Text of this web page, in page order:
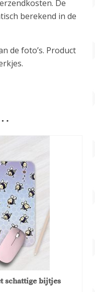
De
berekend in de
de foto’s. Product
schattige bijtjes